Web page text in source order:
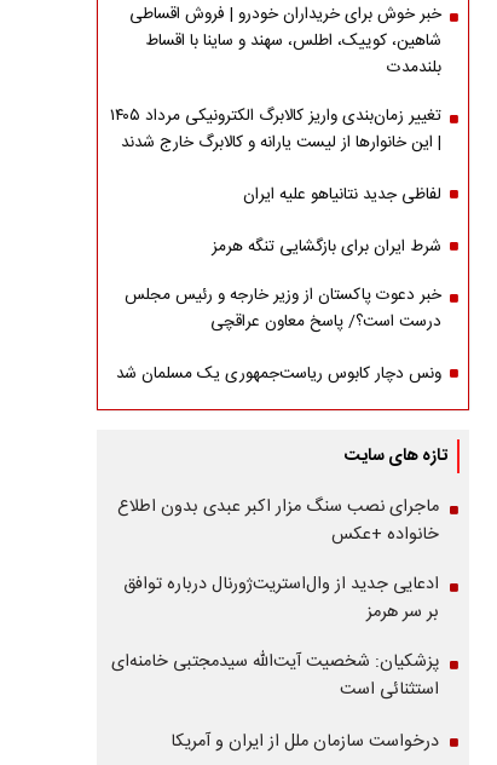
خبر خوش برای خریداران خودرو | فروش اقساطی
شاهین، کوییک، اطلس، سهند و ساینا با اقساط
بلندمدت
تغییر زمان‌بندی واریز کالابرگ الکترونیکی مرداد ۱۴۰۵
| این خانوارها از لیست یارانه و کالابرگ خارج شدند
لفاظی جدید نتانیاهو علیه ایران
شرط ایران برای بازگشایی تنگه هرمز
خبر دعوت پاکستان از وزیر خارجه و رئیس مجلس
درست است؟/ پاسخ معاون عراقچی
ونس دچار کابوس ریاست‌جمهوری یک مسلمان شد
تازه های سایت
ماجرای نصب سنگ مزار اکبر عبدی بدون اطلاع
خانواده +عکس
ادعایی جدید از وال‌استریت‌ژورنال درباره توافق
بر سر هرمز
پزشکیان: شخصیت آیت‌الله سیدمجتبی خامنه‌ای
استثنائی است
درخواست سازمان ملل از ایران و آمریکا